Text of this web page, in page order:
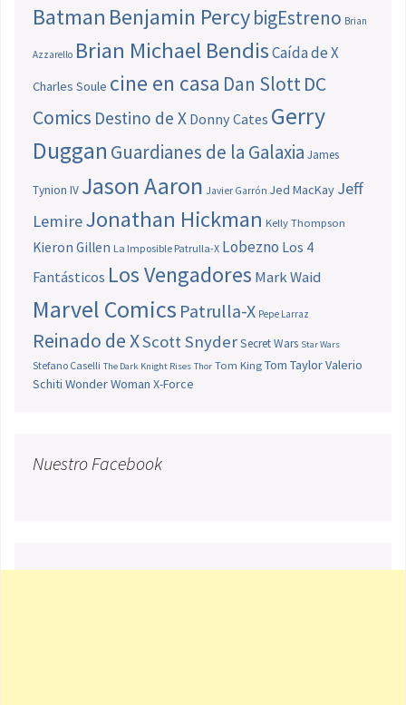
Batman Benjamin PercybigEstreno Brian
Azzarello Brian Michael BendisCaída de X
Charles Soule cine en casa Dan SlottDC
Comics Destino de X Donny Cates Gerry
Duggan Guardianes de la Galaxia James
Tynion IV Jason Aaron Javier Garrón Jed MacKay Jeff
LemireJonathan Hickman Kelly Thompson
Kieron Gillen La Imposible Patrulla-X Lobezno Los 4
Fantásticos Los Vengadores Mark Waid
Marvel Comics Patrulla-X Pepe Larraz
Reinado de XScott SnyderSecret Wars Star Wars
Stefano Caselli The Dark Knight Rises Thor Tom King Tom TaylorValerio
Schiti Wonder Woman X-Force
Nuestro Facebook